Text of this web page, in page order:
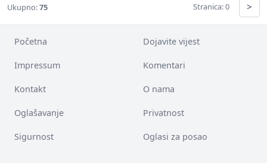
Ukupno:75 Stranica: 0 >
Početna Dojavite vijest
Impressum Komentari
Kontakt O nama
Oglašavanje Privatnost
Sigurnost Oglasi za posao